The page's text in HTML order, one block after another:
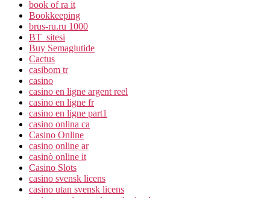
book of ra it
Bookkeeping
brus-ru.ru 1000
BT_sitesi
Buy Semaglutide
Cactus
casibom tr
casino
casino en ligne argent reel
casino en ligne fr
casino en ligne part1
casino onlina ca
Casino Online
casino online ar
casinò online it
Casino Slots
casino svensk licens
casino utan svensk licens